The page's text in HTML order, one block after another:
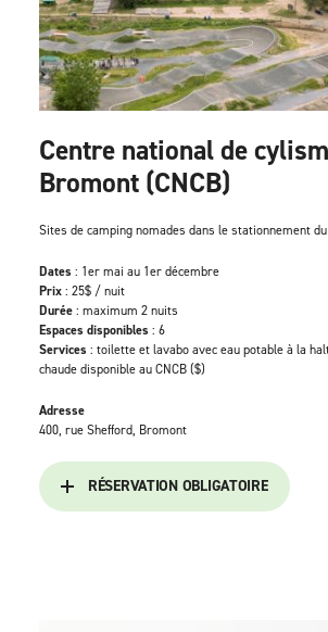
Centre national de
Bromont (CNCB)
Sites de camping nomades dans le stationnement du
Dates : 1er mai au 1er décembre
Prix: 25$ / nuit
Durée: maximum 2 nuits
Espaces disponibles : 6
Services : toilette et lavabo avec eau potable à la
chaude disponible au CNCB ($)
Adresse
400, rue Shefford, Bromont
RÉSERVATION OBLIGATOIRE